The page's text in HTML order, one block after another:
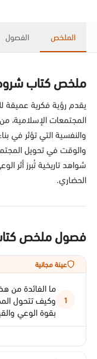
الملخص الفصول
ملخص كتاب
يقدم رؤية فكرية عميقة
المجتمعات الإسلامية، من
والنفسية التي تؤثر في
والوقت في تحويل
شواهد تاريخية تُبرز أثر
الحضاري.
فصول ملخص
عينة مجانية
1
ما الفائدة من
وكيف تتحول
بقوة الوعي